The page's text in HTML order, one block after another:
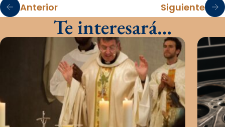
Anterior Siguiente
Te interesará…